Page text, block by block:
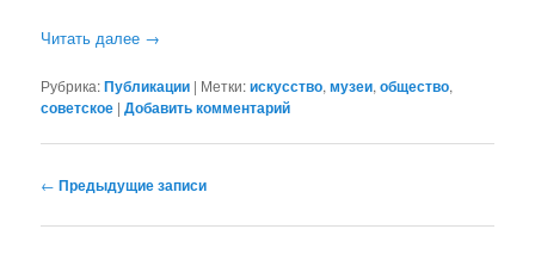
Читать далее →
Рубрика:Публикации | Метки:искусство,музеи,общество,
советское |Добавить комментарий
Навигация
записям
← Предыдущие записи